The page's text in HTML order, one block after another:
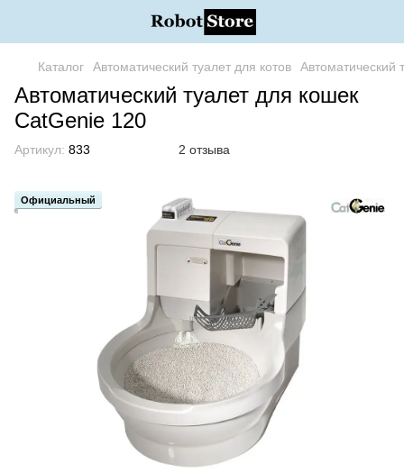
Каталог Автоматический туалет для котов Автоматический
Автоматический туалет для кошек
CatGenie 120
Артикул: 833 2 отзыва
Официальный